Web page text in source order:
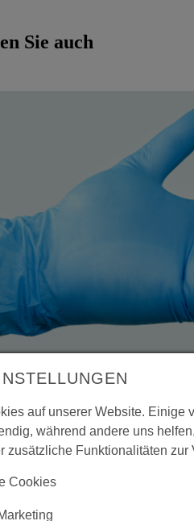
Sie auch
900.000-Euro-Exit
auf unserer Website. Einige
während andere uns
zusätzliche Funktionalitäten zur
Cookies